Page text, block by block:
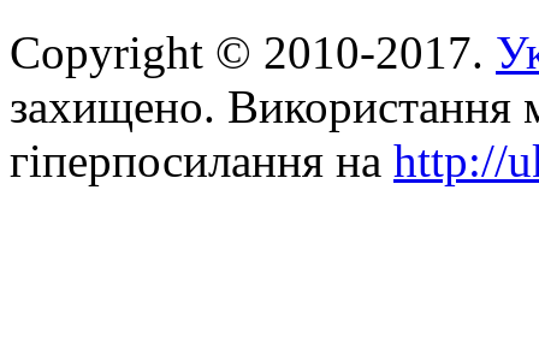
Copyright © 2010-2017.
захищено. Використання
гіперпосилання на http://